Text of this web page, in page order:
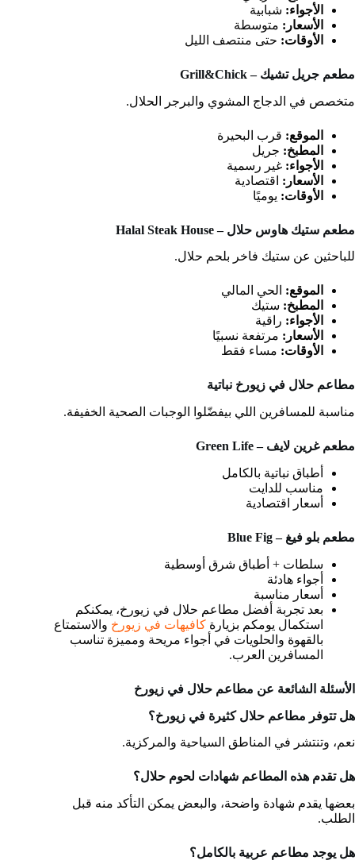
الأجواء: شبابية
الأسعار: متوسطة
الأوقات: حتى منتصف الليل
مطعم جريل تشيك – Grill&Chick
متخصص في الدجاج المشوي والبرجر الحلال.
الموقع: قرب البحيرة
المطبخ: جريل
الأجواء: غير رسمية
الأسعار: اقتصادية
الأوقات: يوميًا
مطعم ستيك هاوس حلال – Halal Steak House
للباحثين عن ستيك فاخر بلحم حلال.
الموقع: الحي المالي
المطبخ: ستيك
الأجواء: راقية
الأسعار: مرتفعة نسبيًا
الأوقات: مساء فقط
مطاعم حلال في زيورخ نباتية
مناسبة للمسافرين اللي بيفضّلوا الوجبات الصحية الخفيفة.
مطعم غرين لايف – Green Life
أطباق نباتية بالكامل
مناسب للدايت
أسعار اقتصادية
مطعم بلو فيغ – Blue Fig
سلطات + أطباق شرق أوسطية
أجواء هادئة
أسعار مناسبة
بعد تجربة أفضل مطاعم حلال في زيورخ، يمكنكم
استكمال يومكم بزيارة كافيهات في زيورخ والاستمتاع
بالقهوة والحلويات في أجواء مريحة ومميزة تناسب
المسافرين العرب.
الأسئلة الشائعة عن مطاعم حلال في زيورخ
هل تتوفر مطاعم حلال كثيرة في زيورخ؟
نعم، وتنتشر في المناطق السياحية والمركزية.
هل تقدم هذه المطاعم شهادات لحوم حلال؟
بعضها يقدم شهادة واضحة، والبعض يمكن التأكد منه قبل
الطلب.
هل يوجد مطاعم عربية بالكامل؟